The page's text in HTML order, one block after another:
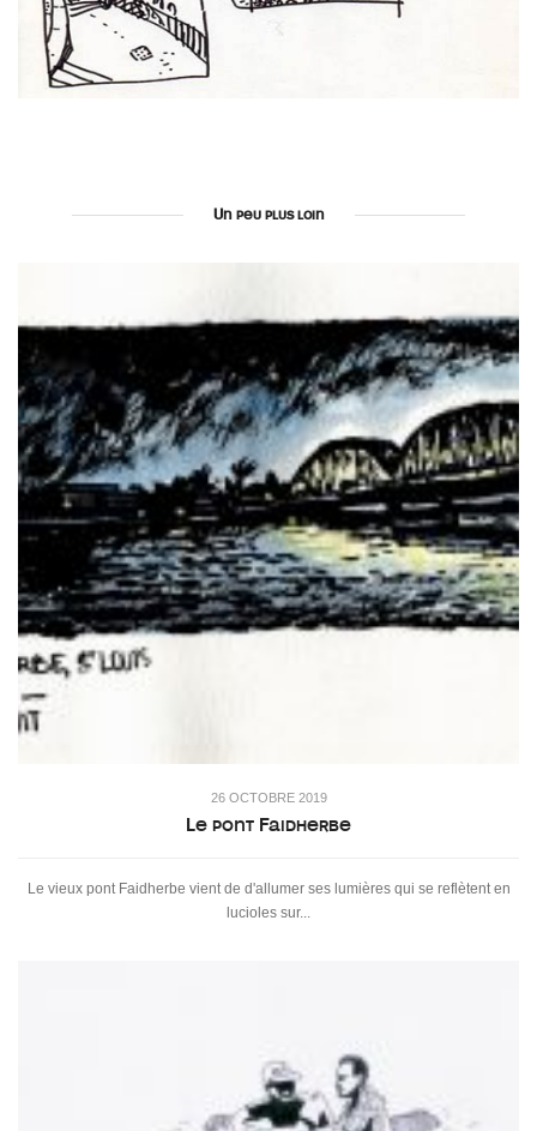
Un peu plus loin
26 OCTOBRE 2019
Le pont Faidherbe
Le vieux pont Faidherbe vient de d'allumer ses lumières qui se reflètent en
lucioles sur...